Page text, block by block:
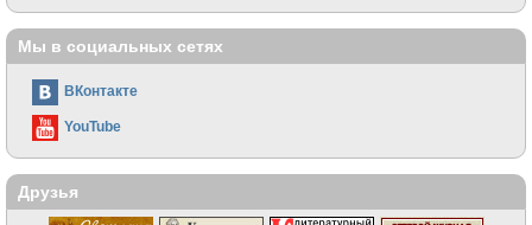
Мы в социальных сетях
ВКонтакте
YouTube
Друзья